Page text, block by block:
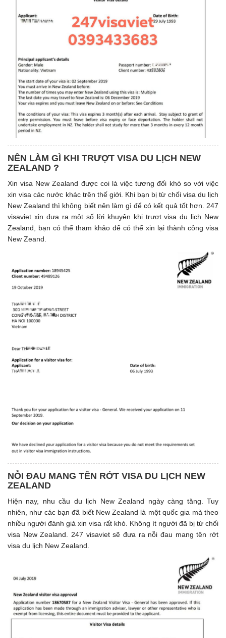
NÊN LÀM GÌ KHI TRƯỢT VISA DU LỊCH NEW
ZEALAND ?
Xin visa New Zealand được coi là việc tương đối khó so với việc
xin visa các nước khác trên thế giới. Khi bạn bị từ chối visa du lịch
New Zealand thì không biết nên làm gì để có kết quả tốt hơn. 247
visaviet xin đưa ra một số lời khuyên khi trượt visa du lịch New
Zealand, bạn có thể tham khảo để có thể xin lại thành công visa
New Zeand.
NỖI ĐAU MANG TÊN RỚT VISA DU LỊCH NEW
ZEALAND
Hiện nay, nhu cầu du lịch New Zealand ngày càng tăng. Tuy
nhiên, như các bạn đã biết New Zealand là một quốc gia mà theo
nhiều người đánh giá xin visa rất khó. Không ít người đã bị từ chối
visa New Zealand. 247 visaviet sẽ đưa ra nỗi đau mang tên rớt
visa du lịch New Zealand.